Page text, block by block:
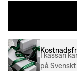
I kassan
på